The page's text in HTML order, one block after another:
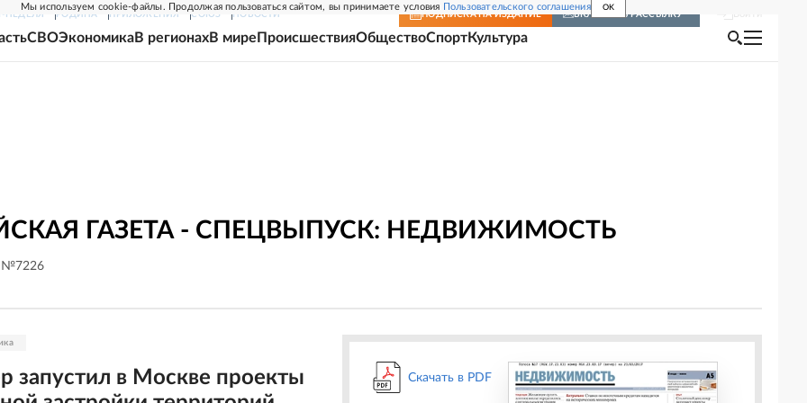
Мы используем cookie-файлы. Продолжая пользоваться сайтом, вы принимаете условия Пользовательского соглашения OK
НЕДЕЛЯ РОДИНА ПРИЛОЖЕНИЯ СОЮЗ НОВОСТИ ПОДПИСКА НА ИЗДАНИЕ ВКЛЮЧИТЬ РАССЫЛКУ
СВОЭкономикаВ регионахВ мире ПроисшествияОбществоСпортКультура
ГАЗЕТА - СПЕЦВЫПУСК: НЕДВИЖИМОСТЬ
№7226
запустил в Москве проекты
Скачать в PDF